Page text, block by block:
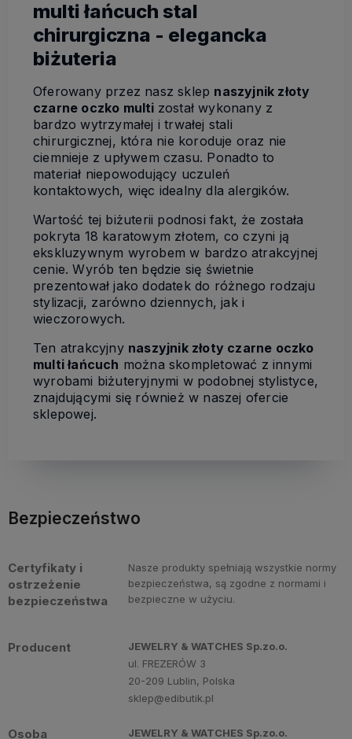
multi łańcuch stal
chirurgiczna - elegancka
biżuteria
Oferowany przez nasz sklep naszyjnik złoty
czarne oczko multi został wykonany z
bardzo wytrzymałej i trwałej stali
chirurgicznej, która nie koroduje oraz nie
ciemnieje z upływem czasu. Ponadto to
materiał niepowodujący uczuleń
kontaktowych, więc idealny dla alergików.
Wartość tej biżuterii podnosi fakt, że została
pokryta 18 karatowym złotem, co czyni ją
ekskluzywnym wyrobem w bardzo atrakcyjnej
cenie. Wyrób ten będzie się świetnie
prezentował jako dodatek do różnego rodzaju
stylizacji, zarówno dziennych, jak i
wieczorowych.
Ten atrakcyjny naszyjnik złoty czarne oczko
multi łańcuch można skompletować z innymi
wyrobami biżuteryjnymi w podobnej stylistyce,
znajdującymi się również w naszej ofercie
sklepowej.
Bezpieczeństwo
Certyfikaty i
ostrzeżenie
bezpieczeństwa
Nasze produkty spełniają wszystkie normy
bezpieczeństwa, są zgodne z normami i
bezpieczne w użyciu.
Producent
JEWELRY & WATCHES Sp.zo.o.
ul. FREZERÓW 3
20-209 Lublin, Polska
sklep@edibutik.pl
Osoba JEWELRY & WATCHES Sp.zo.o.